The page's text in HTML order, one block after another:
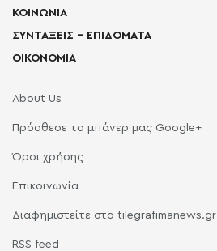
ΚΟΙΝΩΝΙΑ
ΣΥΝΤΑΞΕΙΣ – ΕΠΙΔΟΜΑΤΑ
ΟΙΚΟΝΟΜΙΑ
About Us
Πρόσθεσε το μπάνερ μας Google+
Όροι χρήσης
Επικοινωνία
Διαφημιστείτε στο tilegrafimanews.gr
RSS feed